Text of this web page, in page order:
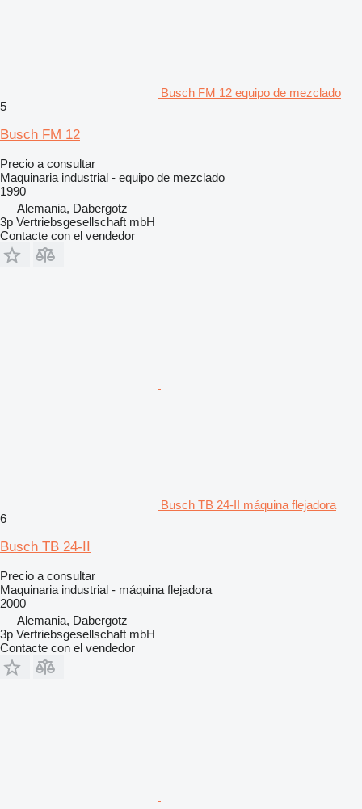
Busch FM 12 equipo de mezclado
5
Busch FM 12
Precio a consultar
Maquinaria industrial - equipo de mezclado
1990
Alemania, Dabergotz
3p Vertriebsgesellschaft mbH
Contacte con el vendedor
Busch TB 24-II máquina flejadora
6
Busch TB 24-II
Precio a consultar
Maquinaria industrial - máquina flejadora
2000
Alemania, Dabergotz
3p Vertriebsgesellschaft mbH
Contacte con el vendedor